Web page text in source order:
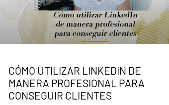
CÓMO UTILIZAR LINKEDIN DE
MANERA PROFESIONAL PARA
CONSEGUIR CLIENTES